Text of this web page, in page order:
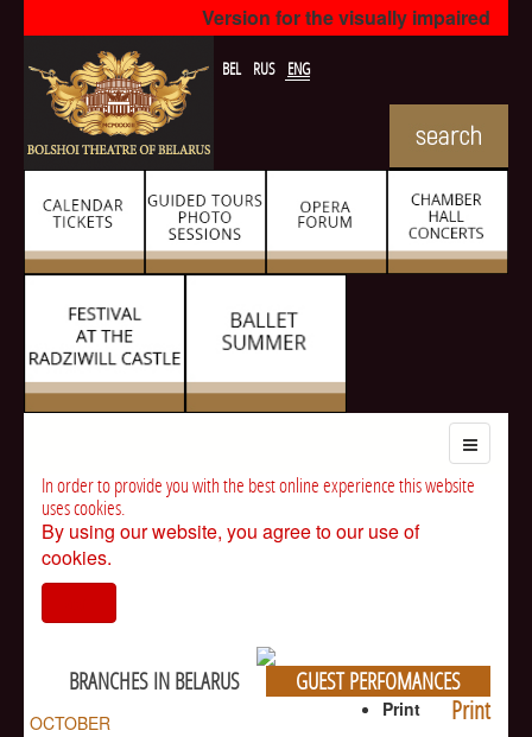
Version for the visually impaired
BEL RUS ENG
In order to provide you with the best online experience this website
uses cookies.
By using our website, you agree to our use of
cookies.
BRANCHES IN BELARUS GUEST PERFOMANCES
OCTOBER Print
Print